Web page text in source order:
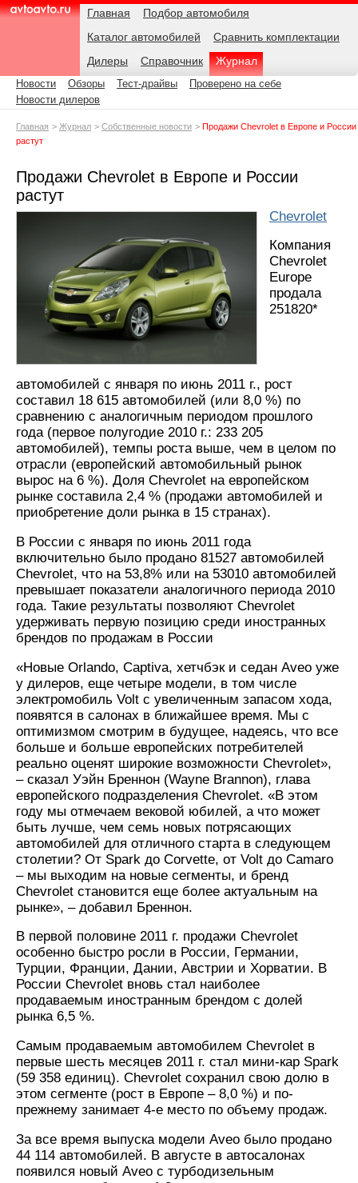
AvtoAvto.ru
Навигация Главная
Подбор автомобиля
Каталог автомобилей
Сравнить комплектации
Дилеры
Справочник Журнал
Подразделы
Новости Обзоры Тест-драйвы
Проверено на себе
Новости дилеров
Родительские
Главная Журнал Собственные новости
Продажи Chevrolet в Европе и России
растут
Продажи Chevrolet в Европе и России
растут
Chevrolet
Компания
Chevrolet
Europe
продала
251820*
автомобилей с января по июнь 2011 г., рост
составил 18 615 автомобилей (или 8,0 %) по
сравнению с аналогичным периодом прошлого
года (первое полугодие 2010 г.: 233 205
автомобилей), темпы роста выше, чем в целом по
отрасли (европейский автомобильный рынок
вырос на 6 %). Доля Chevrolet на европейском
рынке составила 2,4 % (продажи автомобилей и
приобретение доли рынка в 15 странах).
В России с января по июнь 2011 года
включительно было продано 81527 автомобилей
Chevrolet, что на 53,8% или на 53010 автомобилей
превышает показатели аналогичного периода 2010
года. Такие результаты позволяют Chevrolet
удерживать первую позицию среди иностранных
брендов по продажам в России
«Новые Orlando, Captiva, хетчбэк и седан Aveo уже
у дилеров, еще четыре модели, в том числе
электромобиль Volt с увеличенным запасом хода,
появятся в салонах в ближайшее время. Мы с
оптимизмом смотрим в будущее, надеясь, что все
больше и больше европейских потребителей
реально оценят широкие возможности Chevrolet»,
– сказал Уэйн Бреннон (Wayne Brannon), глава
европейского подразделения Chevrolet. «В этом
году мы отмечаем вековой юбилей, а что может
быть лучше, чем семь новых потрясающих
автомобилей для отличного старта в следующем
столетии? От Spark до Corvette, от Volt до Camaro
– мы выходим на новые сегменты, и бренд
Chevrolet становится еще более актуальным на
рынке», – добавил Бреннон.
В первой половине 2011 г. продажи Chevrolet
особенно быстро росли в России, Германии,
Турции, Франции, Дании, Австрии и Хорватии. В
России Chevrolet вновь стал наиболее
продаваемым иностранным брендом с долей
рынка 6,5 %.
Самым продаваемым автомобилем Chevrolet в
первые шесть месяцев 2011 г. стал мини-кар Spark
(59 358 единиц). Chevrolet сохранил свою долю в
этом сегменте (рост в Европе – 8,0 %) и по-
прежнему занимает 4-е место по объему продаж.
За все время выпуска модели Aveo было продано
44 114 автомобилей. В августе в автосалонах
появился новый Aveo с турбодизельным
Дата: